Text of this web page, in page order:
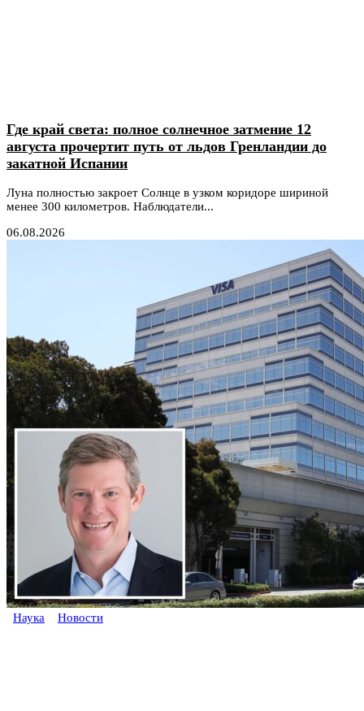
Где край света: полное солнечное затмение 12
августа прочертит путь от льдов Гренландии до
закатной Испании
Луна полностью закроет Солнце в узком коридоре шириной
менее 300 километров. Наблюдатели...
06.08.2026
Наука Новости